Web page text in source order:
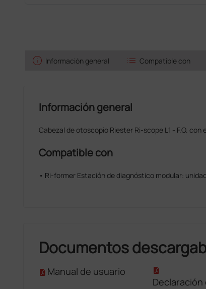
info Información general list Compatible con
Información general
Cabezal de otoscopio Riester Ri-scope L1 - F.O. con
Compatible con
• Ri-former Estación de diagnóstico modular:
Documentos
Manual de usuario
Declaración